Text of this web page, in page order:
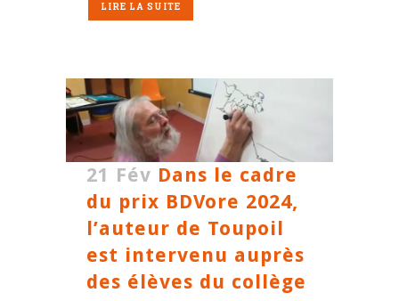
LIRE LA SUITE
21 Fév Dans le cadre
du prix BDVore 2024,
l’auteur de Toupoil
est intervenu auprès
des élèves du collège